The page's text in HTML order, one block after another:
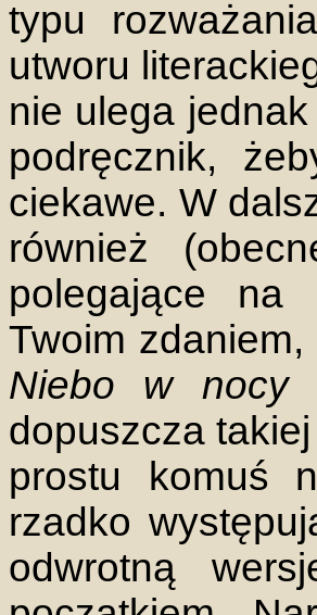
typu
utworu
nie ulega
podręcznik,
ciekawe. W
również
polegające na
Twoim zdaniem,
Niebo w nocy
dopuszcza
prostu komuś
rzadko
odwrotną